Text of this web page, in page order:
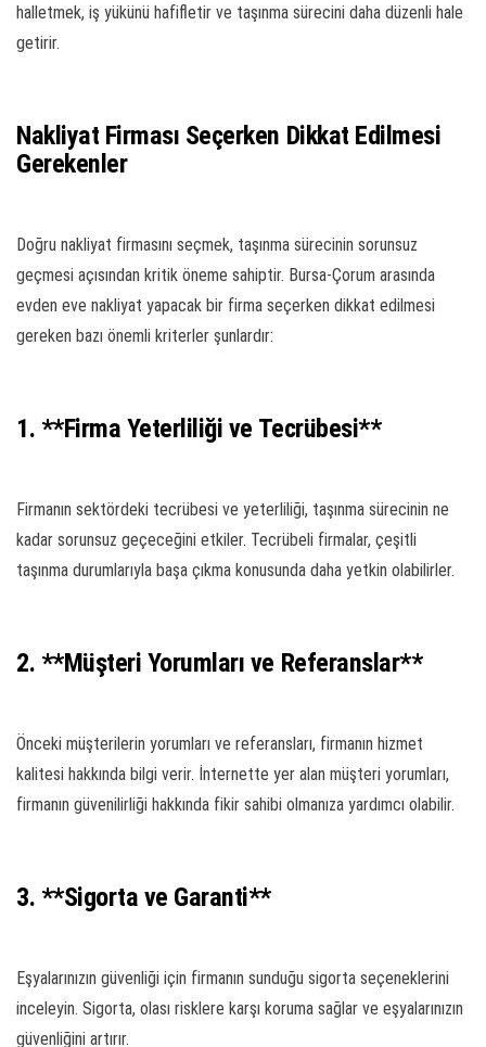
halletmek, iş yükünü hafifletir ve taşınma sürecini daha düzenli hale
getirir.
Nakliyat Firması Seçerken Dikkat Edilmesi
Gerekenler
Doğru nakliyat firmasını seçmek, taşınma sürecinin sorunsuz
geçmesi açısından kritik öneme sahiptir. Bursa-Çorum arasında
evden eve nakliyat yapacak bir firma seçerken dikkat edilmesi
gereken bazı önemli kriterler şunlardır:
1. **Firma Yeterliliği ve Tecrübesi**
Firmanın sektördeki tecrübesi ve yeterliliği, taşınma sürecinin ne
kadar sorunsuz geçeceğini etkiler. Tecrübeli firmalar, çeşitli
taşınma durumlarıyla başa çıkma konusunda daha yetkin olabilirler.
2. **Müşteri Yorumları ve Referanslar**
Önceki müşterilerin yorumları ve referansları, firmanın hizmet
kalitesi hakkında bilgi verir. İnternette yer alan müşteri yorumları,
firmanın güvenilirliği hakkında fikir sahibi olmanıza yardımcı olabilir.
3. **Sigorta ve Garanti**
Eşyalarınızın güvenliği için firmanın sunduğu sigorta seçeneklerini
inceleyin. Sigorta, olası risklere karşı koruma sağlar ve eşyalarınızın
güvenliğini artırır.